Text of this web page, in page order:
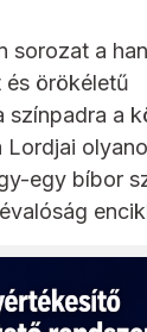
sorozat a
örökéletű
színpadra a
Lordjai
egy bíbor